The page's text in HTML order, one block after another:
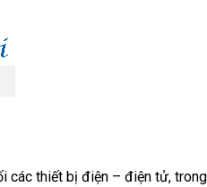
các thiết bị điện – điện tử, trong